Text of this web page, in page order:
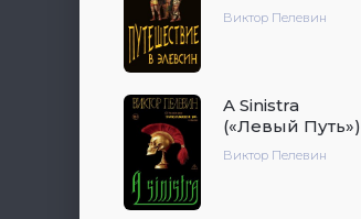
Виктор Пелевин
A Sinistra
(«Левый Путь»)
Виктор Пелевин